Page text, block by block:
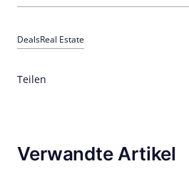
DealsReal Estate
Teilen
Verwandte Artikel